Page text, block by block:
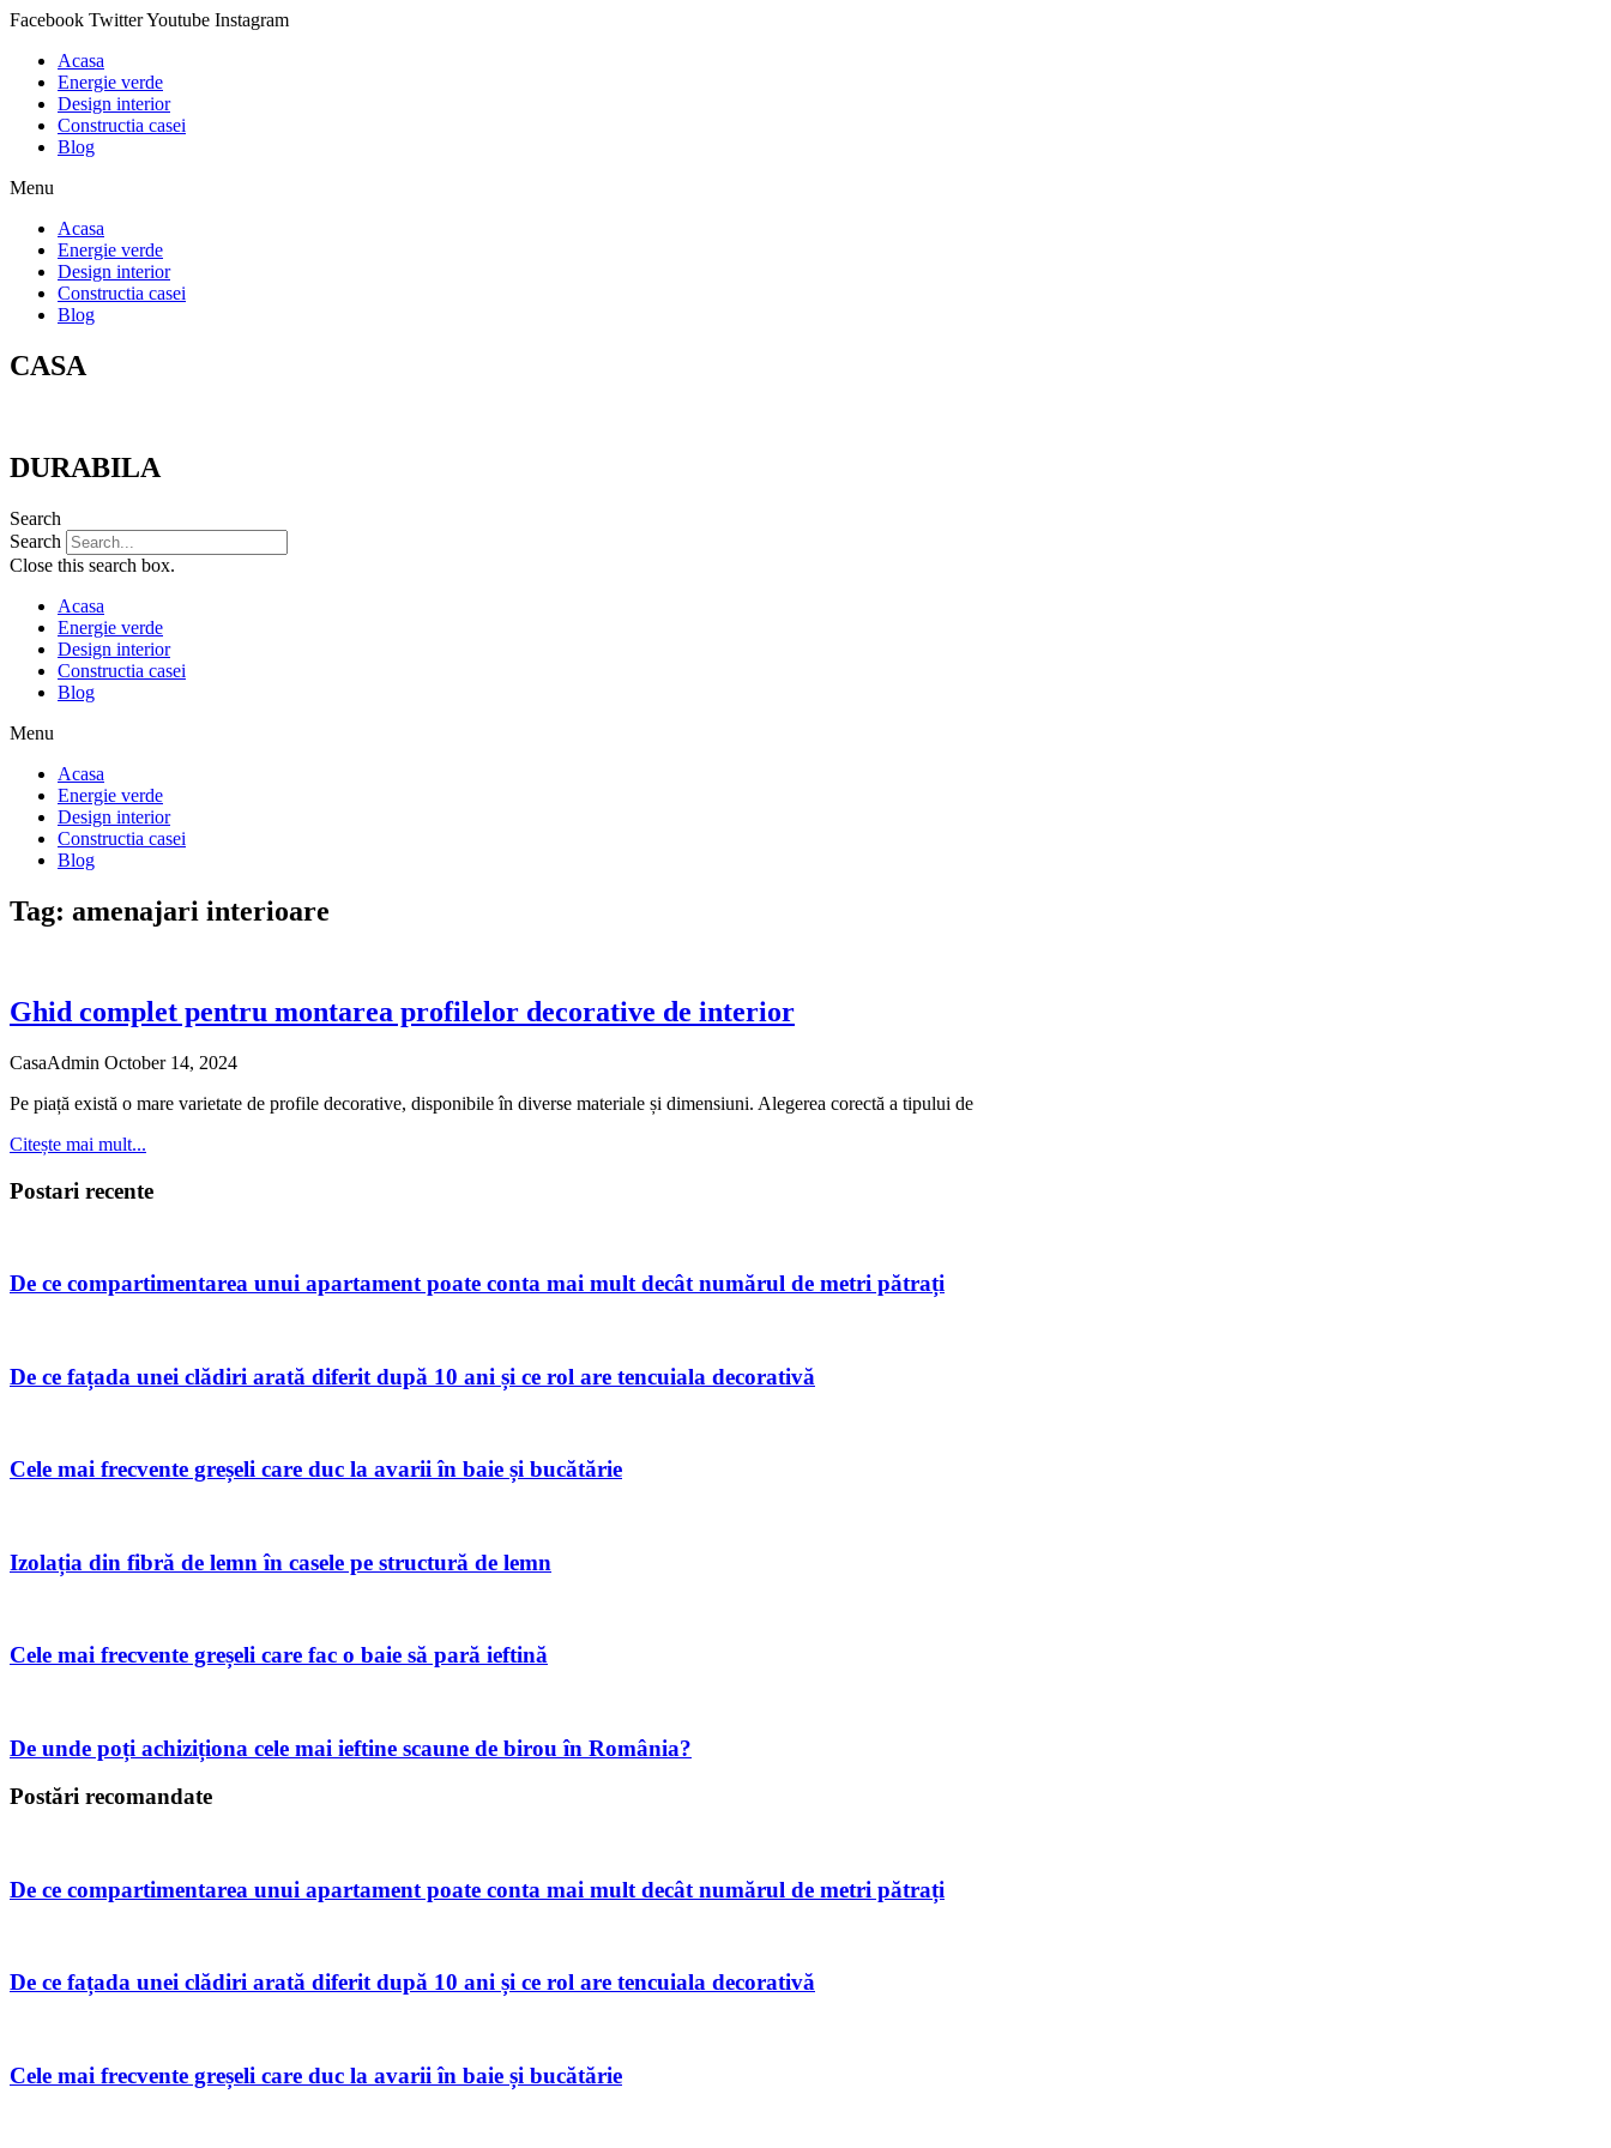
Skip
content
Facebook TwitterYoutube Instagram
Acasa
Energie verde
Design interior
Constructia casei
Blog
Menu
Acasa
Energie verde
Design interior
Constructia casei
Blog
CASA
DURABILA
Search
Search
Close this search box.
Acasa
Energie verde
Design interior
Constructia casei
Blog
Menu
Acasa
Energie verde
Design interior
Constructia casei
Blog
Tag: amenajari interioare
Ghid complet pentru montarea profilelor decorative de interior
CasaAdmin October 14, 2024
Pe piață există o mare varietate de profile decorative, disponibile în diverse materiale și dimensiuni. Alegerea corectă a tipului de
Citește mai mult...
Postari recente
De ce compartimentarea unui apartament poate conta mai mult decât numărul de metri pătrați
De ce fațada unei clădiri arată diferit după 10 ani și ce rol are tencuiala decorativă
Cele mai frecvente greșeli care duc la avarii în baie și bucătărie
Izolația din fibră de lemn în casele pe structură de lemn
Cele mai frecvente greșeli care fac o baie să pară ieftină
De unde poți achiziționa cele mai ieftine scaune de birou în România?
Postări recomandate
De ce compartimentarea unui apartament poate conta mai mult decât numărul de metri pătrați
De ce fațada unei clădiri arată diferit după 10 ani și ce rol are tencuiala decorativă
Cele mai frecvente greșeli care duc la avarii în baie și bucătărie